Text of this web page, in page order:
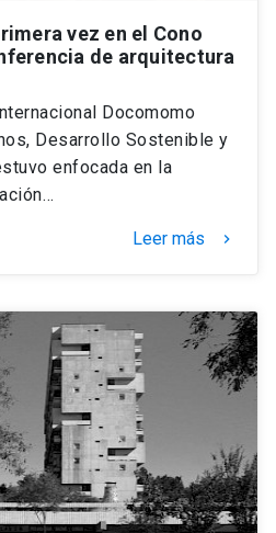
vez en el Cono
de arquitectura
Docomomo
Desarrollo Sostenible y
enfocada en la
Leer más keyboard_arrow_right